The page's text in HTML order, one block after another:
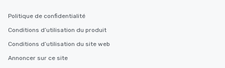
Politique de confidentialité
Conditions d’utilisation du produit
Conditions d’utilisation du site web
Annoncer sur ce site